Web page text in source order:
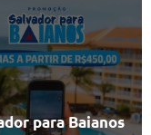
para Baianos